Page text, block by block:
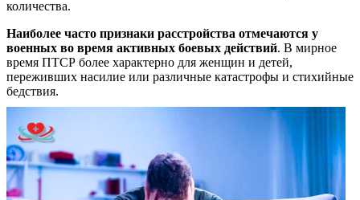
количества.
Наиболее часто признаки расстройства отмечаются у
военных во время активных боевых действий. В мирное
время ПТСР более характерно для женщин и детей,
переживших насилие или различные катастрофы и стихийные
бедствия.